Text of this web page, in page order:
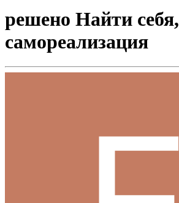
решено Найти себя,
самореализация